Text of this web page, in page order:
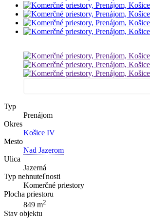
Typ
Prenájom
Okres
Košice IV
Mesto
Nad Jazerom
Ulica
Jazerná
Typ nehnuteľnosti
Komerčné priestory
Plocha priestoru
849 m2
Stav objektu